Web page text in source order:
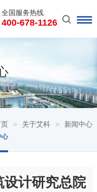
全国服务热线
400-678-1126
> 关于艾科 > 新闻中心
心
设计研究总院